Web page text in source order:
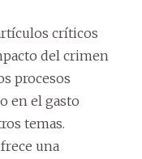
críticos
del crimen
procesos
en el gasto
temas.
una